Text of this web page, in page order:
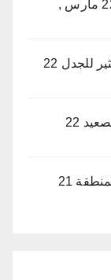
22 مارس ,
للجدل 22
22
21